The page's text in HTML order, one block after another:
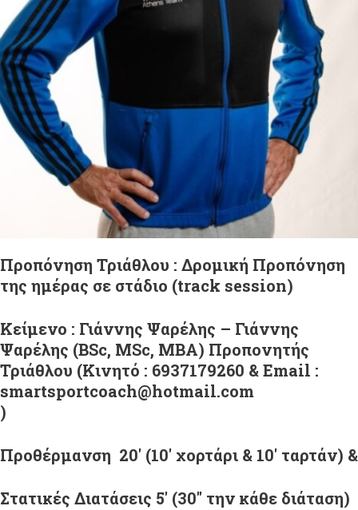
Προπόνηση Τριάθλου : Δρομική Προπόνηση
της ημέρας σε στάδιο (track session)
Κείμενο : Γιάννης Ψαρέλης – Γιάννης
Ψαρέλης (BSc, MSc, MBA) Προπονητής
Τριάθλου (Κινητό : 6937179260 & Email :
smartsportcoach@hotmail.com
)
Προθέρμανση 20′ (10′ χορτάρι & 10′ ταρτάν) &
Στατικές Διατάσεις 5′ (30″ την κάθε διάταση)